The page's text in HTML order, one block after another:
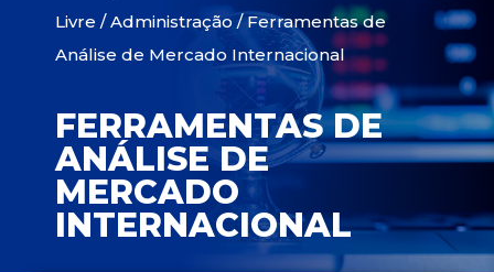
Livre /Administração / Ferramentas de
Análise de Mercado Internacional
FERRAMENTAS DE
ANÁLISE DE
MERCADO
INTERNACIONAL